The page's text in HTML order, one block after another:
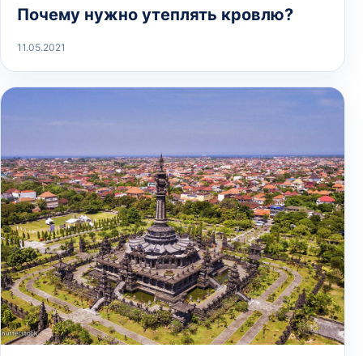
Почему нужно утеплять кровлю?
11.05.2021